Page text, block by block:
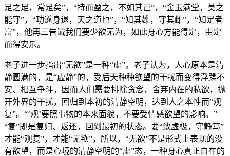
足之足，常足矣”，“持而盈之，不如其己”，“金玉满堂，莫之
能守”，“功遂身退，天之道也”，“知其雄，守其雌”，“知足者
富”，他再三告诫我们要少欲无为，如此身心方能得定，由定
而得安乐。
老子进一步指出“无欲”是一种“虚”。老子认为，人心原本是清
静圆满的，是“虚静”的，受后天种种欲望的干扰而变得浮躁不
安、相互争斗，因而人们需要排除贪念，舍弃内在的私欲，抛
开外界的干扰，回归到本初的清静空明，达到人之本性而“观
复”。“‘观’要照事物的本来面貌，不要受情感欲望的影响。”
“复”即是复归、返还，回到最初的状态。要“致虚极，守静笃”
才能“观复”，才能“无欲”，所以，“无欲”不是形式上表现的没
有欲望，而是心境的清静空明的“虚”态，一种身心真正自在的